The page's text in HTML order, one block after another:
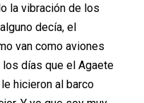
la vibración de los
decía, el
van como aviones
días que el Agaete
hicieron al barco